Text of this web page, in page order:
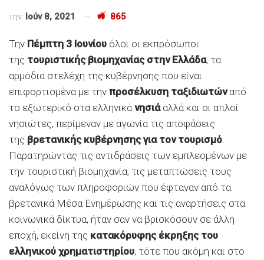
την Ιούν 8, 2021 865
Την Πέμπτη 3 Ιουνίου όλοι οι εκπρόσωποι
της τουριστικής βιομηχανίας στην Ελλάδα, τα
αρμόδια στελέχη της κυβέρνησης που είναι
επιφορτισμένα με την προσέλκυση ταξιδιωτώναπό
το εξωτερικό στα ελληνικά νησιά αλλά και οι απλοί
νησιώτες, περίμεναν με αγωνία τις αποφάσεις
της βρετανικής κυβέρνησης για τον τουρισμό
Παρατηρώντας τις αντιδράσεις των εμπλεομένων με
την τουριστική βιομηχανία, τις μεταπτώσεις τους
αναλόγως των πληροφοριών που έφταναν από τα
βρετανικά Μέσα Ενημέρωσης και τις αναρτήσεις στα
κοινωνικά δίκτυα, ήταν σαν να βρισκόσουν σε άλλη
εποχή, εκείνη της κατακόρυφης έκρηξης του
ελληνικού χρηματιστηρίου, τότε που ακόμη και στο